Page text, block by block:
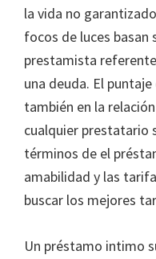
la vida no
focos de luces basan
prestamista
una deuda. El
también en la
cualquier prestatario
términos de el
amabilidad y las
buscar los mejores
Un préstamo intimo